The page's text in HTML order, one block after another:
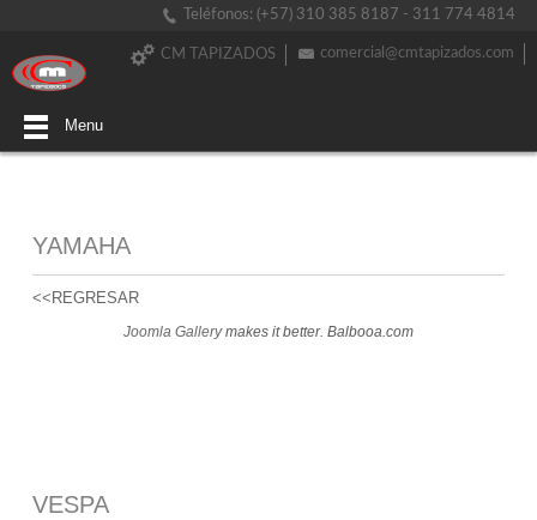
Teléfonos: (+57) 310 385 8187 - 311 774 4814
comercial@cmtapizados.com
CM TAPIZADOS
Menu
YAMAHA
<<REGRESAR
Joomla Gallerymakes it better. Balbooa.com
VESPA